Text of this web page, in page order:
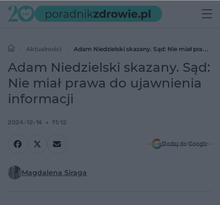
Aktualności
Adam Niedzielski skazany. Sąd: Nie miał prawa
do ujawnienia informacji
Adam Niedzielski skazany. Sąd:
Nie miał prawa do ujawnienia
informacji
2024-12-14 11:12
Dodaj do Google
Magdalena Siraga